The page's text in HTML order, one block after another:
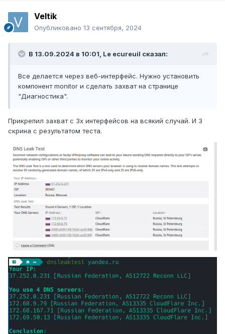
Veltik
Опубликовано 13 сентября, 2024
В 13.09.2024 в 10:01, Le ecureuil сказал:
Все делается через веб-интерфейс. Нужно установить
компонент monitor и сделать захват на странице
"Диагностика".
Прикрепил захват с 3х интерфейсов на всякий случай. И 3
скрина с результатом теста.